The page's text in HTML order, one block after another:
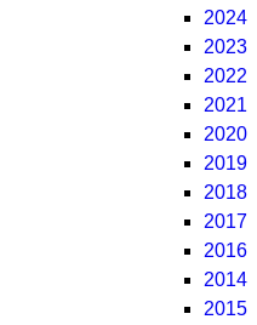
2024
2023
2022
2021
2020
2019
2018
2017
2016
2014
2015